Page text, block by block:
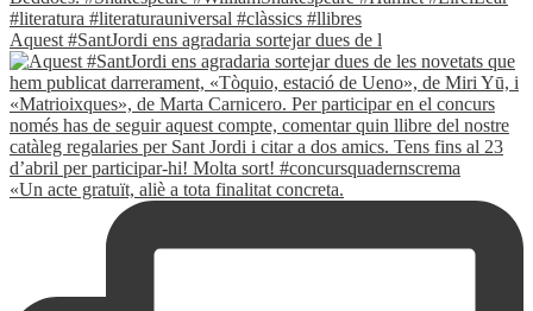
Aquest #SantJordi ens agradaria sortejar dues de l
«Un acte gratuït, aliè a tota finalitat concreta.